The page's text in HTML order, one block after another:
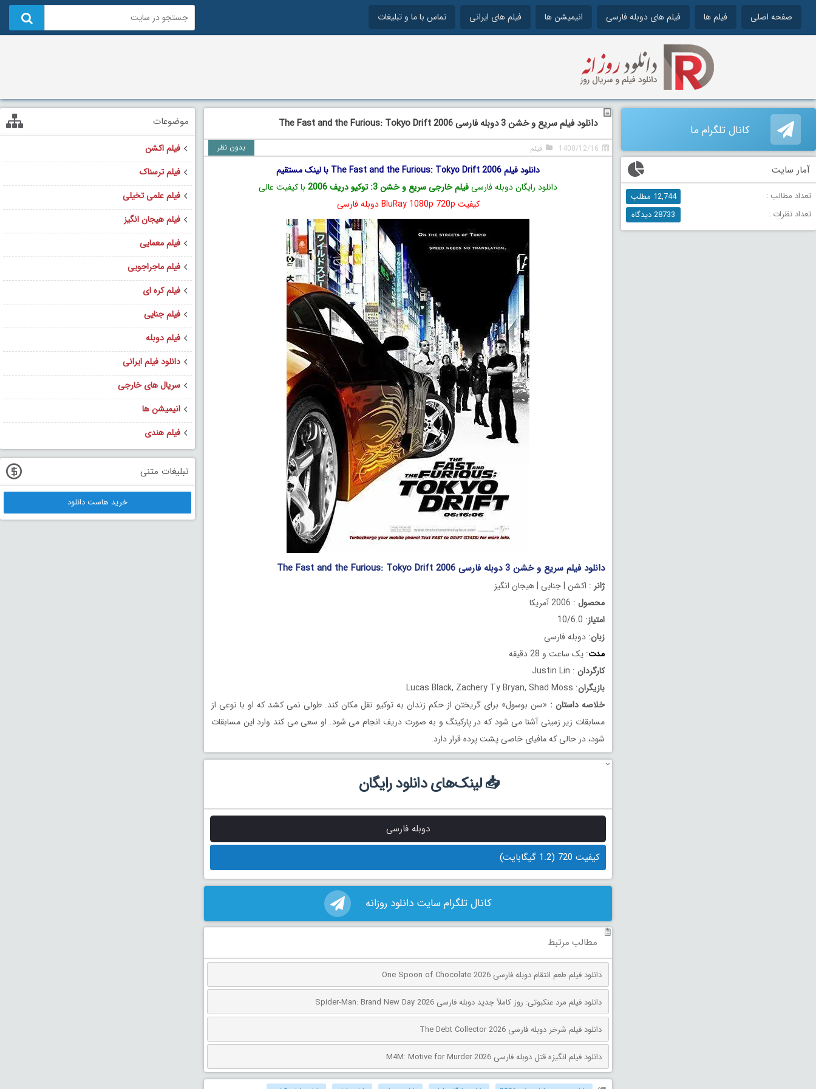
صفحه اصلی فیلم ها فیلم های دوبله فارسی انیمیشن ها فیلم های ایرانی تماس با ما و تبلیغات
دانلود فیلم سریع و خشن 3 دوبله فارسی The Fast and the Furious: Tokyo Drift 2006
1400/12/16 فیلم بدون نظر
دانلود فیلم The Fast and the Furious: Tokyo Drift 2006 با لینک مستقیم
دانلود رایگان دوبله فارسیفیلم خارجی سریع و خشن 3: توکیو دریف 2006
با کیفیت عالی
کیفیت BluRay 1080p 720p دوبله فارسی
دانلود فیلم سریع و خشن 3 دوبله فارسی The Fast and the Furious: Tokyo Drift 2006
ژانر : اکشن | جنایی | هیجان انگیز
محصول : 2006 آمریکا
امتیاز: 10/6.0
زبان: دوبله فارسی
مدت: یک ساعت و 28 دقیقه
کارگردان : Justin Lin
بازیگران: Lucas Black, Zachery Ty Bryan, Shad Moss
خلاصه داستان : «سن بوسول» برای گریختن از حکم زندان به توکیو نقل مکان کند. طولی نمی کشد که او با نوعی از
مسابقات زیر زمینی آشنا می شود که در پارکینگ و به صورت دریف انجام می شود. او سعی می کند وارد این مسابقات
شود، در حالی که مافیای خاصی پشت پرده قرار دارد.
📥 لینک‌های دانلود رایگان
دوبله فارسی
کیفیت 720 (1.2 گیگابایت)
کانال تلگرام سایت دانلود روزانه
مطالب مرتبط
دانلود فیلم طعم انتقام دوبله فارسی One Spoon of Chocolate 2026
دانلود فیلم مرد عنکبوتی: روز کاملاً جدید دوبله فارسی Spider-Man: Brand New Day 2026
دانلود فیلم شرخر دوبله فارسی The Debt Collector 2026
دانلود فیلم انگیزه قتل دوبله فارسی M4M: Motive for Murder 2026
کانال تلگرام ما
آمار سایت
تعداد مطالب :
12,744 مطلب
تعداد نظرات :
28733 دیدگاه
موضوعات
فیلم اکشن
فیلم ترسناک
فیلم علمی تخیلی
فیلم هیجان انگیز
فیلم معمایی
فیلم ماجراجویی
فیلم کره ای
فیلم جنایی
فیلم دوبله
دانلود فیلم ایرانی
سریال های خارجی
انیمیشن ها
فیلم هندی
تبلیغات متنی
خرید هاست دانلود